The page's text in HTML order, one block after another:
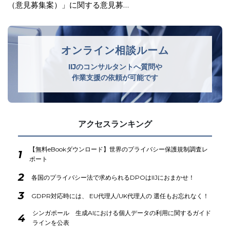
イドラインを公表
オンライン相談ルーム
IIJのコンサルタントへ質問や
作業支援の依頼が可能です
アクセスランキング
1
【無料eBookダウンロード】世界のプライバシー保護規制調査レ
ポート
2 各国のプライバシー法で求められるDPOはIIJにおまかせ！
3 GDPR対応時には、 EU代理人/UK代理人の 選任もお忘れなく！
4
シンガポール 生成AIにおける個人データの利用に関するガイド
ラインを公表